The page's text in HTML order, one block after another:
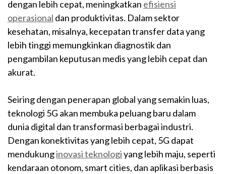
dengan lebih cepat, meningkatkan efisiensi
operasional dan produktivitas. Dalam sektor
kesehatan, misalnya, kecepatan transfer data yang
lebih tinggi memungkinkan diagnostik dan
pengambilan keputusan medis yang lebih cepat dan
akurat.
Seiring dengan penerapan global yang semakin luas,
teknologi 5G akan membuka peluang baru dalam
dunia digital dan transformasi berbagai industri.
Dengan konektivitas yang lebih cepat, 5G dapat
mendukunginovasi teknologiyang lebih maju, seperti
kendaraan otonom, smart cities, dan aplikasi berbasis